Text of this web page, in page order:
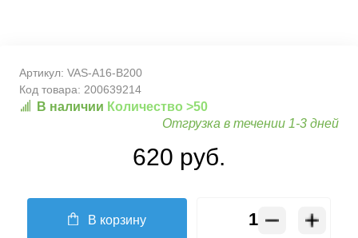
Артикул: VAS-A16-B200
Код товара: 200639214
В наличии Количество >50
Отгрузка в течении 1-3 дней
620 руб.
В корзину